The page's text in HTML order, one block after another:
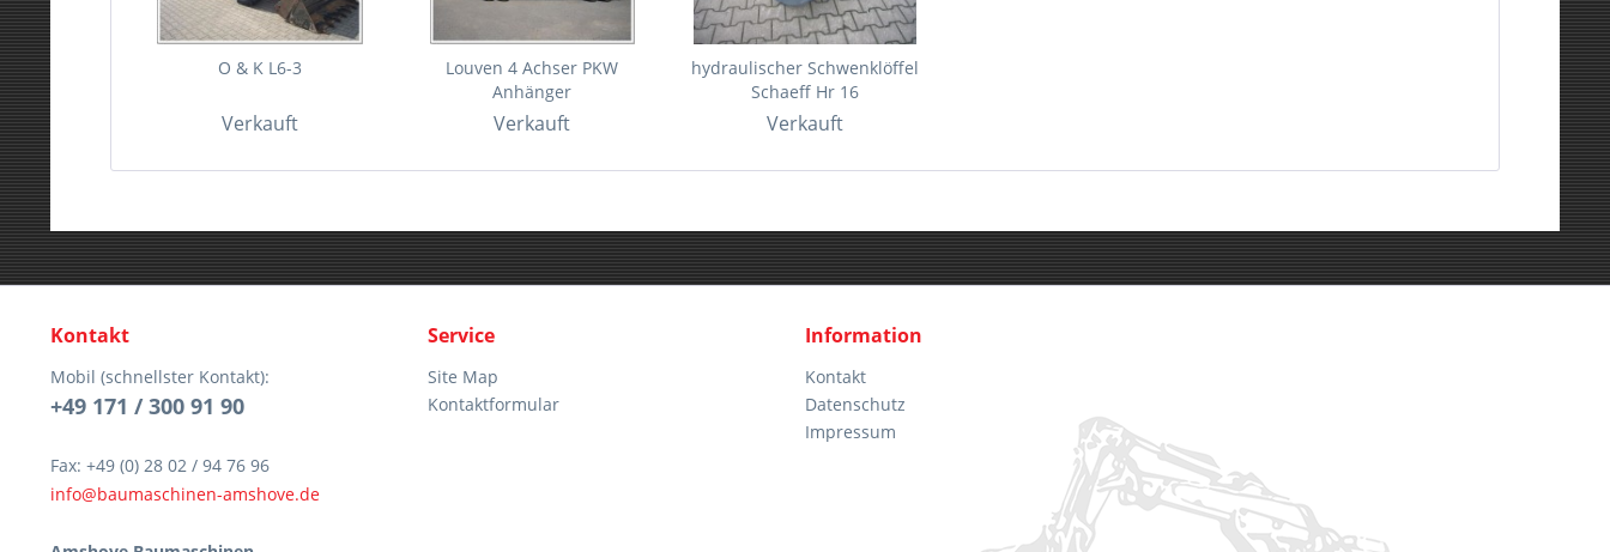
O & K L6-3
Verkauft
Louven 4 Achser PKW
Anhänger
Verkauft
hydraulischer Schwenklöffel
Schaeff Hr 16
Verkauft
Kontakt
Mobil (schnellster Kontakt):
+49 171 / 300 91 90
Fax: +49 (0) 28 02 / 94 76 96
info@baumaschinen-amshove.de
Service
Site Map
Kontaktformular
Information
Kontakt
Datenschutz
Impressum